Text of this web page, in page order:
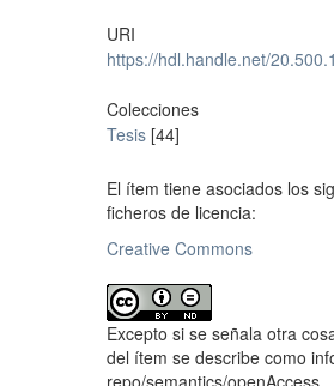
URI
https://hdl.handle.net/
Colecciones
Tesis [44]
El ítem tiene asociados los
ficheros de licencia:
Creative Commons
Excepto si se señala otra
del ítem se describe como